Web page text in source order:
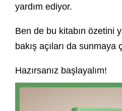
yardım ediyor.
Ben de bu kitabın özetini
bakış açıları da sunmaya
Hazırsanız başlayalım!